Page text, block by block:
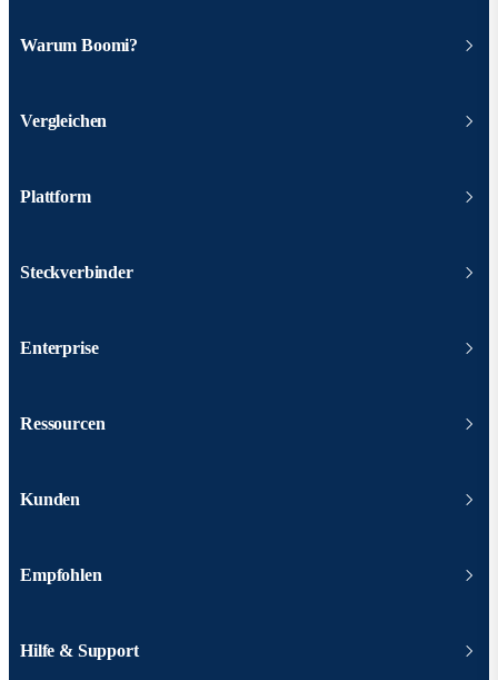
Warum Boomi?
Vergleichen
Plattform
Steckverbinder
Enterprise
Ressourcen
Kunden
Empfohlen
Hilfe & Support